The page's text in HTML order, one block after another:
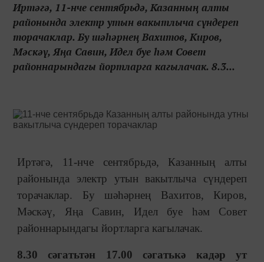
Иртәгә, 11-нче сентябрьдә, Казанның алты
районында электр утын вакытлыча сүндереп
торачаклар. Бу шәһәрнең Вахитов, Киров,
Мәскәү, Яңа Савин, Идел буе һәм Совет
районнарындагы йортларга кагылачак. 8.3...
Иртәгә, 11-нче сентябрьдә, Казанның алты
районында электр утын вакытлыча сүндереп
торачаклар. Бу шәһәрнең Вахитов, Киров,
Мәскәү, Яңа Савин, Идел буе һәм Совет
районнарындагы йортларга кагылачак.
8.30 сәгатьтән 17.00 сәгатькә кадәр ут